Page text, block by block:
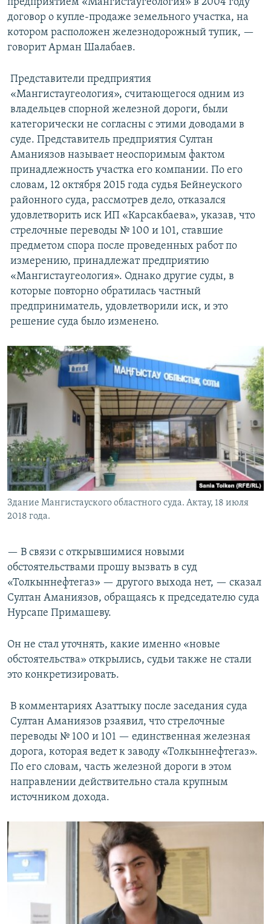
договор о купле-продаже земельного участка, на
котором расположен железнодорожный тупик, —
говорит Арман Шалабаев.
Представители предприятия
«Мангистаугеология», считающегося одним из
владельцев спорной железной дороги, были
категорически не согласны с этими доводами в
суде. Представитель предприятия Султан
Аманиязов называет неоспоримым фактом
принадлежность участка его компании. По его
словам, 12 октября 2015 года судья Бейнеуского
районного суда, рассмотрев дело, отказался
удовлетворить иск ИП «Карсакбаева», указав, что
стрелочные переводы № 100 и 101, ставшие
предметом спора после проведенных работ по
измерению, принадлежат предприятию
«Мангистаугеология». Однако другие суды, в
которые повторно обратилась частный
предприниматель, удовлетворили иск, и это
решение суда было изменено.
Здание Мангистауского областного суда. Актау, 18 июля
2018 года.
— В связи с открывшимися новыми
обстоятельствами прошу вызвать в суд
«Толкыннефтегаз» — другого выхода нет, — сказал
Султан Аманиязов, обращаясь к председателю суда
Нурсапе Примашеву.
Он не стал уточнять, какие именно «новые
обстоятельства» открылись, судьи также не стали
это конкретизировать.
В комментариях Азаттыку после заседания суда
Султан Аманиязов pзаявил, что стрелочные
переводы № 100 и 101 — единственная железная
дорога, которая ведет к заводу «Толкыннефтегаз».
По его словам, часть железной дороги в этом
направлении действительно стала крупным
источником дохода.